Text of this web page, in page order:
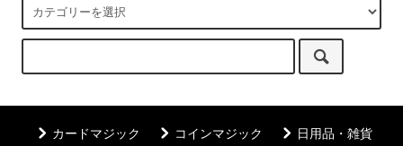
カードマジック コインマジック
日用品・雑貨